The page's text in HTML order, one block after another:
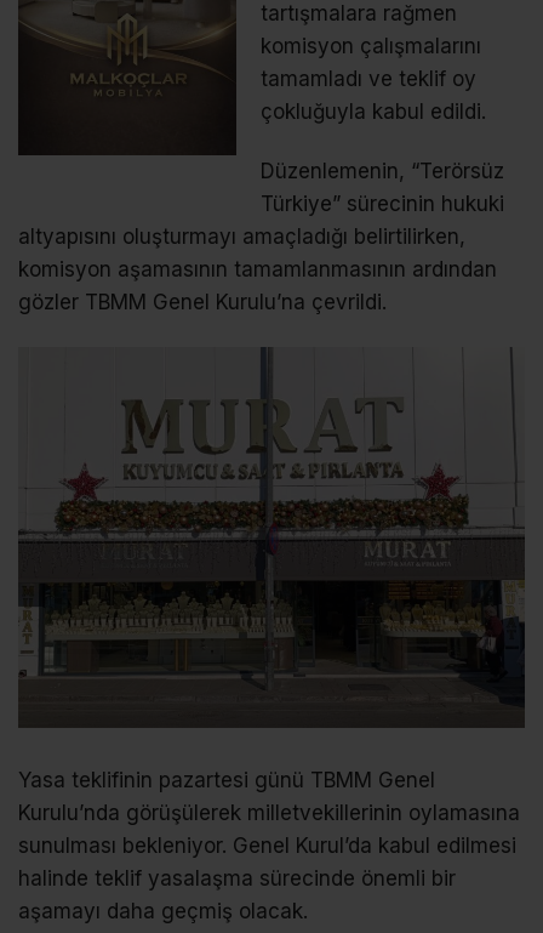
tartışmalara rağmen
komisyon çalışmalarını
tamamladı ve teklif oy
çokluğuyla kabul edildi.
Düzenlemenin, “Terörsüz
Türkiye” sürecinin hukuki
altyapısını oluşturmayı amaçladığı belirtilirken,
komisyon aşamasının tamamlanmasının ardından
gözler TBMM Genel Kurulu’na çevrildi.
Yasa teklifinin pazartesi günü TBMM Genel
Kurulu’nda görüşülerek milletvekillerinin oylamasına
sunulması bekleniyor. Genel Kurul’da kabul edilmesi
halinde teklif yasalaşma sürecinde önemli bir
aşamayı daha geçmiş olacak.